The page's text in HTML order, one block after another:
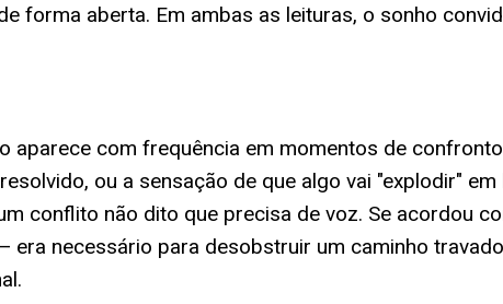
forma aberta. Em ambas as leituras, o sonho
aparece com frequência em momentos de
ou a sensação de que algo vai "explodir"
conflito não dito que precisa de voz. Se acordou
necessário para desobstruir um caminho